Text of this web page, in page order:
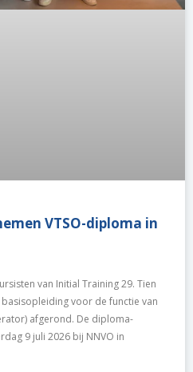
VTSO-diploma in
van Initial Training 29. Tien
voor de functie van
afgerond. De diploma-
9 juli 2026 bij NNVO in